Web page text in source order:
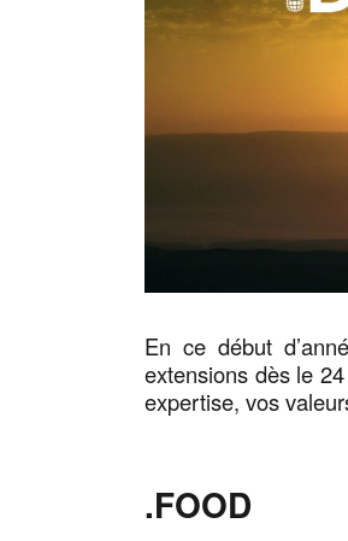
En ce début
extensions dès le
expertise, vos
.FOOD